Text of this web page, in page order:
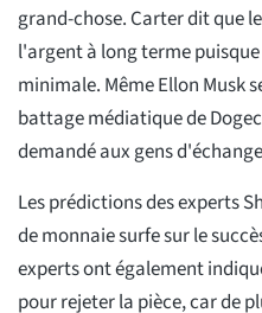
grand-chose. Carter dit que
l'argent à long terme
minimale. Même Ellon Musk
battage médiatique de
demandé aux gens
Les prédictions des experts
de monnaie surfe sur le
experts ont également
pour rejeter la pièce, car de